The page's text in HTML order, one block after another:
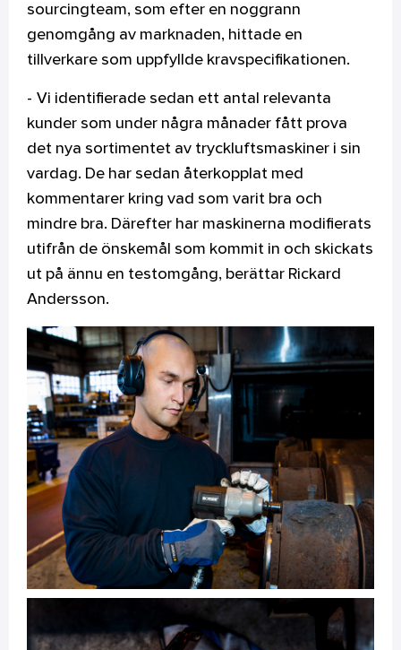
sourcingteam, som efter en noggrann
genomgång av marknaden, hittade en
tillverkare som uppfyllde kravspecifikationen.
- Vi identifierade sedan ett antal relevanta
kunder som under några månader fått prova
det nya sortimentet av tryckluftsmaskiner i sin
vardag. De har sedan återkopplat med
kommentarer kring vad som varit bra och
mindre bra. Därefter har maskinerna modifierats
utifrån de önskemål som kommit in och skickats
ut på ännu en testomgång, berättar Rickard
Andersson.